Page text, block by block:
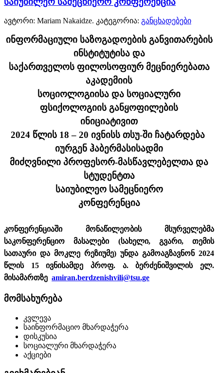
ავტორი: Mariam Nakaidze. კატეგორია: განცხადებები
ინფორმაციული საზოგადოების განვითარების
ინსტიტუტისა და
საქართველოს ფილოსოფიურ მეცნიერებათა
აკადემიის
სოციოლოგიისა და სოციალური
ფსიქოლოგიის განყოფილების
ინიციატივით
2024 წლის 18– 20 ივნისს თსუ-ში ჩატარდება
იურგენ ჰაბერმასისადმი
მიძღვნილი პროფესორ-მასწავლებელთა და
სტუდენტთა
საიუბილეო სამეცნიერო
კონფერენცია
კონფერენციაში მონაწილეობის მსურველებმა
საკონფერენციო მასალები (სახელი, გვარი, თემის
სათაური და მოკლე რეზიუმე) უნდა გამოაგზავნონ 2024
წლის 15 ივნისამდე პროფ. ა. ბერძენიშვილის ელ.
მისამართზე amiran.berdzenishvili@tsu.ge
მომსახურება
კვლევა
საინფორმაციო მხარდაჭერა
დისკუსია
სოციალური მხარდაჭერა
აქციები